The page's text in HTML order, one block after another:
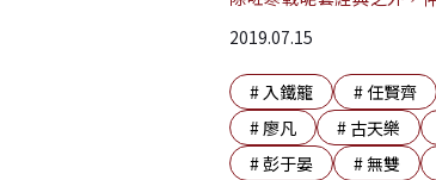
2019.07.15
#入鐵籠 #任賢齊
#廖凡 # 古天樂
#彭于晏 #無雙